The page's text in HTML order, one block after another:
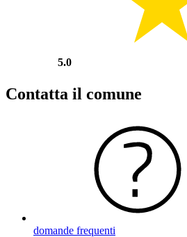
5.0
Contatta il comune
domande frequenti